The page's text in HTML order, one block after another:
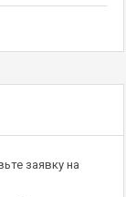
заявку на